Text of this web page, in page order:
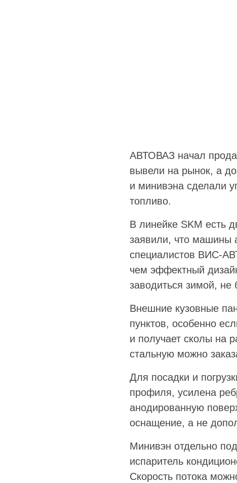
АВТОВАЗ начал
вывели на рынок, а
и минивэна сделали
топливо.
В линейке SKM есть
заявили, что машины
специалистов ВИС-
чем эффектный
заводиться зимой, не
Внешние кузовные
пунктов, особенно
и получает сколы на
стальную можно
Для посадки и
профиля, усилена
анодированную
оснащение, а не
Минивэн отдельно
испаритель
Скорость потока